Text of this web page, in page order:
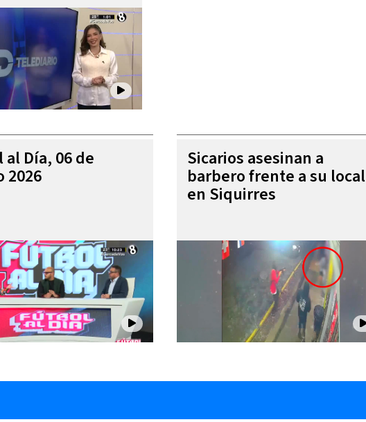
Día, 06 de
2026
Sicarios asesinan a
barbero frente a su local
en Siquirres